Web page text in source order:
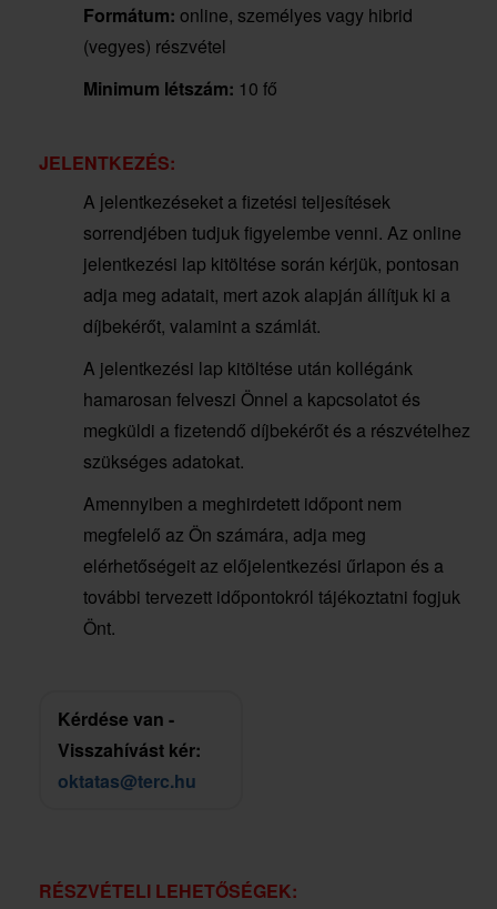
Formátum: online, személyes vagy hibrid
(vegyes) részvétel
Minimum létszám: 10 fő
JELENTKEZÉS:
A jelentkezéseket a fizetési teljesítések
sorrendjében tudjuk figyelembe venni. Az online
jelentkezési lap kitöltése során kérjük, pontosan
adja meg adatait, mert azok alapján állítjuk ki a
díjbekérőt, valamint a számlát.
A jelentkezési lap kitöltése után kollégánk
hamarosan felveszi Önnel a kapcsolatot és
megküldi a fizetendő díjbekérőt és a részvételhez
szükséges adatokat.
Amennyiben a meghirdetett időpont nem
megfelelő az Ön számára, adja meg
elérhetőségeit az előjelentkezési űrlapon és a
további tervezett időpontokról tájékoztatni fogjuk
Önt.
Kérdése van -
Visszahívást kér:
oktatas@terc.hu
RÉSZVÉTELI LEHETŐSÉGEK: